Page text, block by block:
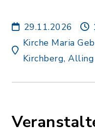
29.11.2026
Kirche Maria
Kirchberg, Alling